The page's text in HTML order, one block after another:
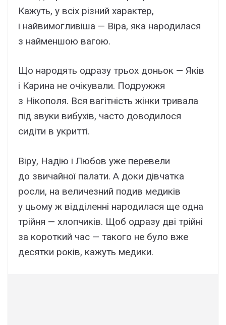
Кажуть, у всіх різний характер,
і найвимогливіша — Віра, яка народилася
з найменшою вагою.
Що народять одразу трьох доньок — Яків
і Карина не очікували. Подружжя
з Нікополя. Вся вагітність жінки тривала
під звуки вибухів, часто доводилося
сидіти в укритті.
Віру, Надію і Любов уже перевели
до звичайної палати. А доки дівчатка
росли, на величезний подив медиків
у цьому ж відділенні народилася ще одна
трійня — хлопчиків. Щоб одразу дві трійні
за короткий час — такого не було вже
десятки років, кажуть медики.